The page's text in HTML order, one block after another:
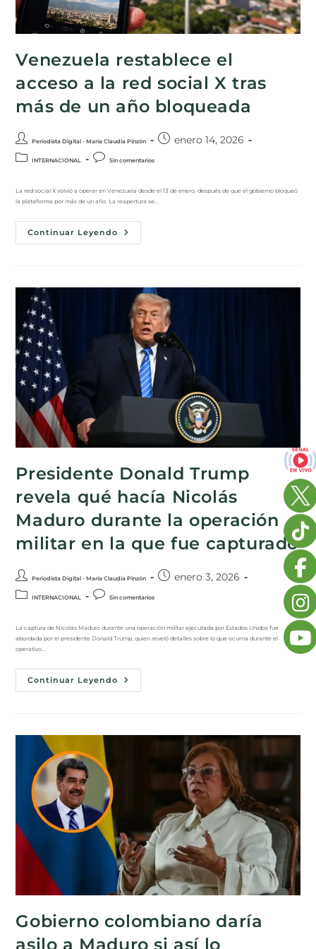
Venezuela restablece el
acceso a la red social X tras
más de un año bloqueada
Periodista Digital - María Claudia Pinzón enero 14, 2026
INTERNACIONAL Sin comentarios
La red social X volvió a operar en Venezuela desde el 13 de enero, después de que el gobierno bloqueó
la plataforma por más de un año. La reapertura se…
Continuar Leyendo
Presidente Donald Trump
revela qué hacía Nicolás
Maduro durante la operación
militar en la que fue capturado
Periodista Digital - María Claudia Pinzón enero 3, 2026
INTERNACIONAL Sin comentarios
La captura de Nicolás Maduro durante una operación militar ejecutada por Estados Unidos fue
abordada por el presidente Donald Trump, quien reveló detalles sobre lo que ocurría durante el
operativo…
Continuar Leyendo
Gobierno colombiano daría
asilo a Maduro si así lo